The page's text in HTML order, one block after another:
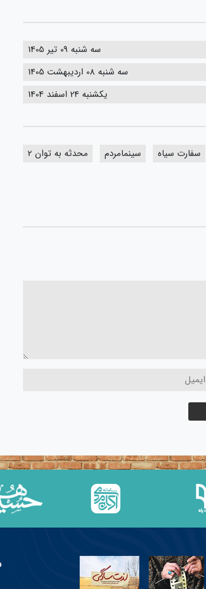
سه شنبه 09 تیر 1405
سه شنبه 08 اردیبهشت 1405
یکشنبه 24 اسفند 1404
سفارت سیاه سینمامردم
محدثه به توان 2